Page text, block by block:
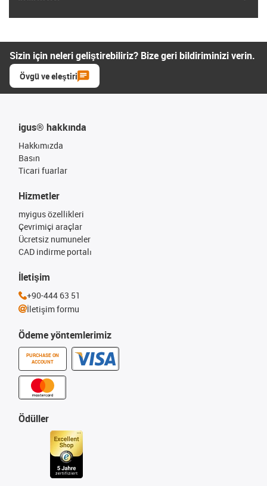
Sizin için neleri geliştirebiliriz? Bize geri bildiriminizi verin.
Övgü ve eleştiri
igus® hakkında
Hakkımızda
Basın
Ticari fuarlar
Ödeme yöntemlerimiz
PURCHASE ON
ACCOUNT
Hizmetler
myigus özellikleri
Çevrimiçi araçlar
Ücretsiz numuneler
CAD indirme portalı
Ödüller
İletişim
+90-444 63 51
İletişim formu